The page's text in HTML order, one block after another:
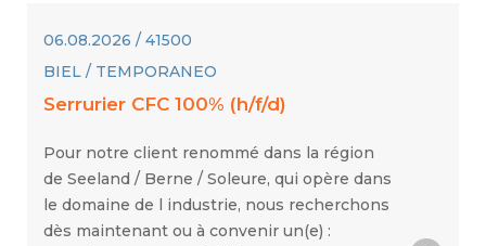
06.08.2026 / 41500
BIEL / TEMPORANEO
Serrurier CFC 100% (h/f/d)
Pour notre client renommé dans la région
de Seeland / Berne / Soleure, qui opère dans
le domaine de l industrie, nous recherchons
dès maintenant ou à convenir un(e) :